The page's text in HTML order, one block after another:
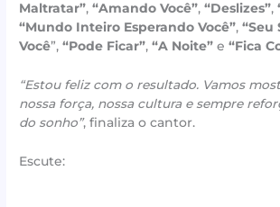
Maltratar”,“Amando Você”,“Deslizes”,
“Mundo Inteiro Esperando Você”,“Seu
Você”,“Pode Ficar”,“A Noite” e“Fica
“Estou feliz com o resultado. Vamos
nossa força, nossa cultura e sempre
do sonho”, finaliza o cantor.
Escute: